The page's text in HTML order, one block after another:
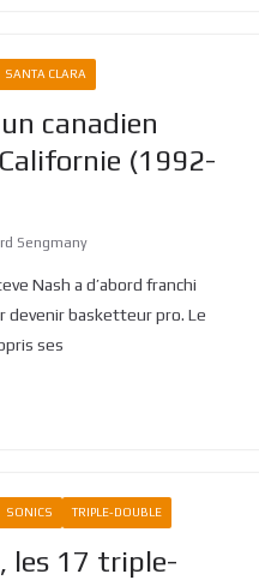
SANTA CLARA
canadien
(1992-
Sengmany
Nash a d’abord franchi
devenir basketteur pro. Le
ses
SONICS TRIPLE-DOUBLE
les 17 triple-